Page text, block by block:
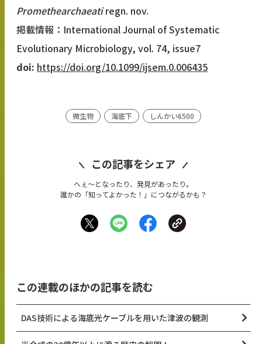
Promethearchaeatiregn. nov.
掲載情報：International Journal of Systematic
Evolutionary Microbiology, vol. 74, issue7
doi: https://doi.org/10.1099/ijsem.0.006435
微生物 海底下 しんかい6500
この記事をシェア
へぇ〜となったり、発見があったり。
誰かの「知ってよかった！」につながるかも？
この連載のほかの記事を読む
DAS技術による海底光ケーブルを用いた津波の観測